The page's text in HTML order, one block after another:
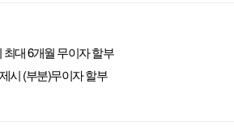
대 6개월 무이자 할부
시 (부분)무이자 할부